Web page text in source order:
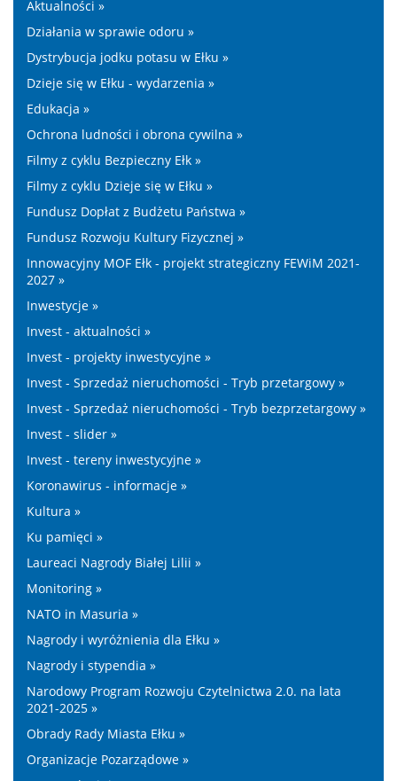
Aktualności »
Działania w sprawie odoru »
Dystrybucja jodku potasu w Ełku »
Dzieje się w Ełku - wydarzenia »
Edukacja »
Ochrona ludności i obrona cywilna »
Filmy z cyklu Bezpieczny Ełk »
Filmy z cyklu Dzieje się w Ełku »
Fundusz Dopłat z Budżetu Państwa »
Fundusz Rozwoju Kultury Fizycznej »
Innowacyjny MOF Ełk - projekt strategiczny FEWiM 2021-
2027 »
Inwestycje »
Invest - aktualności »
Invest - projekty inwestycyjne »
Invest - Sprzedaż nieruchomości - Tryb przetargowy »
Invest - Sprzedaż nieruchomości - Tryb bezprzetargowy »
Invest - slider »
Invest - tereny inwestycyjne »
Koronawirus - informacje »
Kultura »
Ku pamięci »
Laureaci Nagrody Białej Lilii »
Monitoring »
NATO in Masuria »
Nagrody i wyróżnienia dla Ełku »
Nagrody i stypendia »
Narodowy Program Rozwoju Czytelnictwa 2.0. na lata
2021-2025 »
Obrady Rady Miasta Ełku »
Organizacje Pozarządowe »